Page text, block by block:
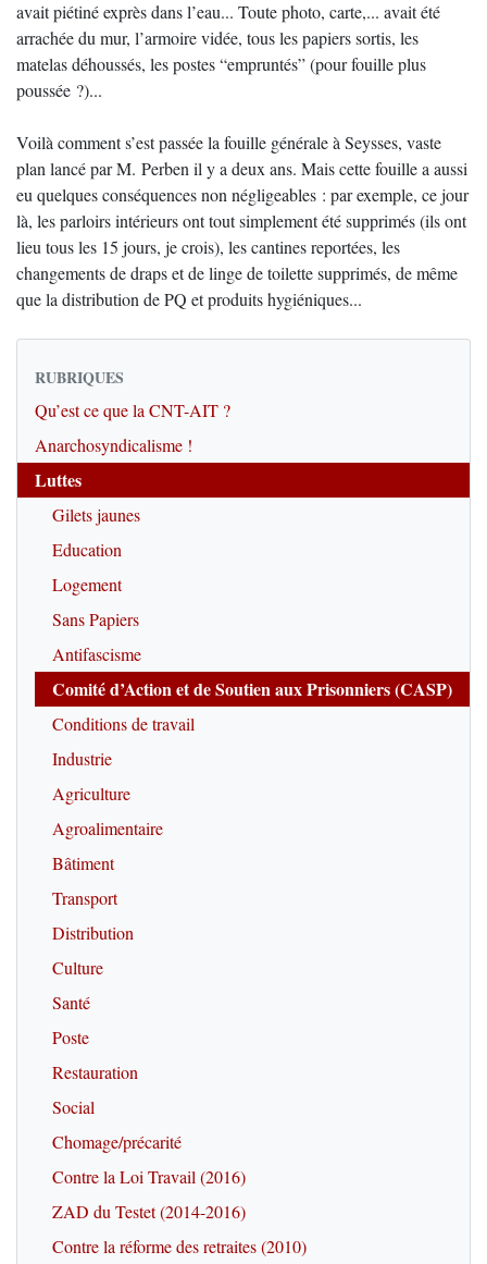
avait piétiné exprès dans l’eau... Toute photo, carte,... avait été
arrachée du mur, l’armoire vidée, tous les papiers sortis, les
matelas déhoussés, les postes “empruntés” (pour fouille plus
poussée ?)...
Voilà comment s’est passée la fouille générale à Seysses, vaste
plan lancé par M. Perben il y a deux ans. Mais cette fouille a aussi
eu quelques conséquences non négligeables : par exemple, ce jour
là, les parloirs intérieurs ont tout simplement été supprimés (ils ont
lieu tous les 15 jours, je crois), les cantines reportées, les
changements de draps et de linge de toilette supprimés, de même
que la distribution de PQ et produits hygiéniques...
RUBRIQUES
Qu’est ce que la CNT-AIT ?
Anarchosyndicalisme !
Luttes
Gilets jaunes
Education
Logement
Sans Papiers
Antifascisme
Comité d’Action et de Soutien aux Prisonniers (CASP)
Conditions de travail
Industrie
Agriculture
Agroalimentaire
Bâtiment
Transport
Distribution
Culture
Santé
Poste
Restauration
Social
Chomage/précarité
Contre la Loi Travail (2016)
ZAD du Testet (2014-2016)
Contre la réforme des retraites (2010)